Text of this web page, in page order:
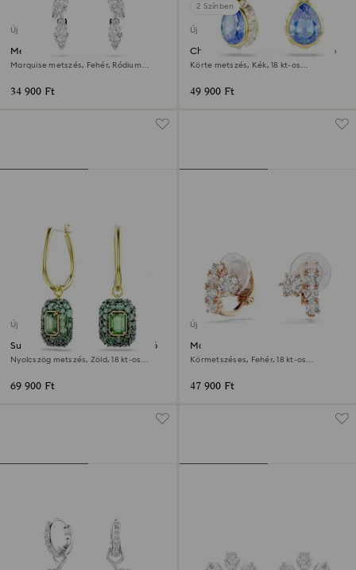
Új
Mesmera fülbevalók
Marquise metszés, Fehér, Ródium
34 900 Ft
2 Színben
Új
Chroma csepp alakú fülbevaló
Körte metszés, Kék, 18 kt-os
49 900 Ft
Új
Sublima csepp alakú fülbevaló
Nyolcszög metszés, Zöld, 18 kt-os
69 900 Ft
Új
Matrix klipszes fülbevaló
Körmetszéses, Fehér, 18 kt-os
47 900 Ft